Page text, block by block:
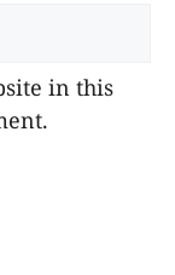
in this